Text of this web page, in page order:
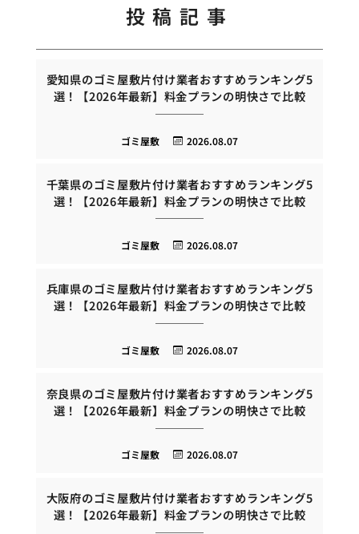
投稿記事
愛知県のゴミ屋敷片付け業者おすすめランキング5
選！【2026年最新】料金プランの明快さで比較
2026.08.07
ゴミ屋敷
千葉県のゴミ屋敷片付け業者おすすめランキング5
選！【2026年最新】料金プランの明快さで比較
2026.08.07
ゴミ屋敷
兵庫県のゴミ屋敷片付け業者おすすめランキング5
選！【2026年最新】料金プランの明快さで比較
2026.08.07
ゴミ屋敷
奈良県のゴミ屋敷片付け業者おすすめランキング5
選！【2026年最新】料金プランの明快さで比較
2026.08.07
ゴミ屋敷
大阪府のゴミ屋敷片付け業者おすすめランキング5
選！【2026年最新】料金プランの明快さで比較